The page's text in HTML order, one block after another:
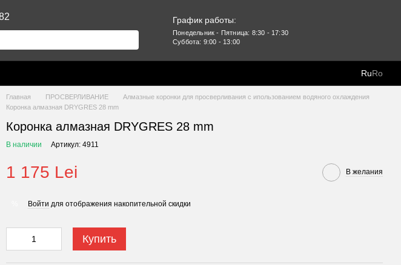
График работы:
Понедельник - Пятница: 8:30 - 17:30
Суббота: 9:00 - 13:00
RuRo
Главная ПРОСВЕРЛИВАНИЕ
Алмазные коронки для просверливания с ипользованием водяного охлаждения
Коронка алмазная DRYGRES 28 mm
Коронка алмазная DRYGRES 28 mm
В наличии Артикул: 4911
1 175 Lei В желания
Войти для отображения накопительной скидки
Купить